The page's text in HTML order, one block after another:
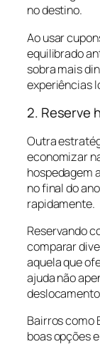
no destino.
Ao usar
equilibrado
sobra mais
experiências
2. Reserve
Outra
economizar
hospedagem
no final do
rapidamente.
Reservando
comparar
aquela que
ajuda não
Bairros como
boas opções